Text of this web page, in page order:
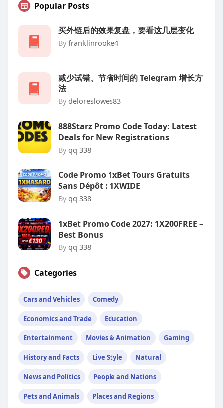
Popular Posts
买外链后的效果复盘，要看这几层变化
By franklinrooke4
减少试错、节省时间的 Telegram 增长方
法
By deloreslowes83
888Starz Promo Code Today: Latest
Deals for New Registrations
By qq 338
Code Promo 1xBet Tours Gratuits
Sans Dépôt : 1XWIDE
By qq 338
1xBet Promo Code 2027: 1X200FREE –
Best Bonus
By qq 338
Categories
Cars and Vehicles Comedy
Economics and Trade Education
Entertainment Movies & Animation Gaming
History and Facts Live Style Natural
News and Politics People and Nations
Pets and Animals Places and Regions